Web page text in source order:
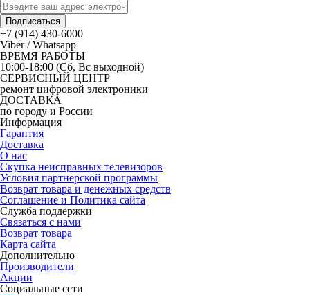
Подписаться
+7 (914) 430-6000
Viber / Whatsapp
ВРЕМЯ РАБОТЫ
10:00-18:00 (Сб, Вс выходной)
СЕРВИСНЫЙ ЦЕНТР
ремонт цифровой электроники
ДОСТАВКА
по городу и России
Информация
Гарантия
Доставка
О нас
Скупка неисправных телевизоров
Условия партнерской программы
Возврат товара и денежных средств
Соглашение и Политика сайта
Служба поддержки
Связаться с нами
Возврат товара
Карта сайта
Дополнительно
Производители
Акции
Социальные сети